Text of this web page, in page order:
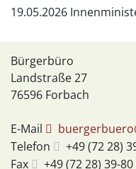
19.05.2026
Bürgerbüro
Landstraße 27
76596 Forbach
E-Mail
Telefon
+49 (7228)
Fax
+49 (7228) 39-80